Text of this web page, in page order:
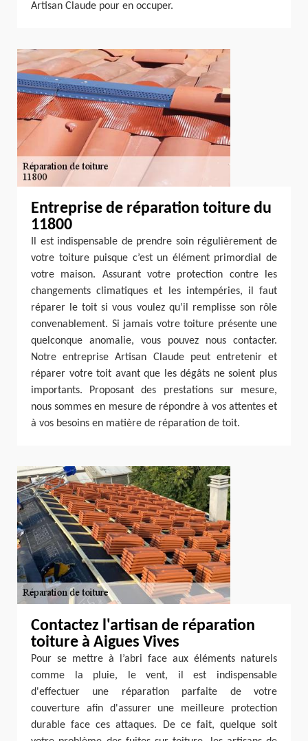
Artisan Claude pour en occuper.
Entreprise de réparation toiture du
11800
Il est indispensable de prendre soin régulièrement de
votre toiture puisque c’est un élément primordial de
votre maison. Assurant votre protection contre les
changements climatiques et les intempéries, il faut
réparer le toit si vous voulez qu’il remplisse son rôle
convenablement. Si jamais votre toiture présente une
quelconque anomalie, vous pouvez nous contacter.
Notre entreprise Artisan Claude peut entretenir et
réparer votre toit avant que les dégâts ne soient plus
importants. Proposant des prestations sur mesure,
nous sommes en mesure de répondre à vos attentes et
à vos besoins en matière de réparation de toit.
Contactez l'artisan de réparation
toiture à Aigues Vives
Pour se mettre à l’abri face aux éléments naturels
comme la pluie, le vent, il est indispensable
d'effectuer une réparation parfaite de votre
couverture afin d'assurer une meilleure protection
durable face ces attaques. De ce fait, quelque soit